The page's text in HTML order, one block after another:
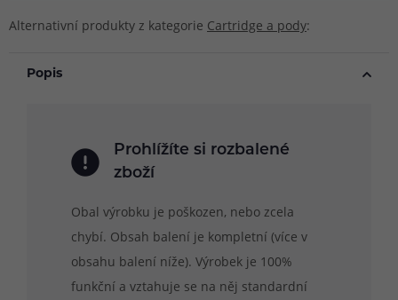
Alternativní produkty z kategorie Cartridge a pody:
Popis
Prohlížíte si rozbalené
zboží
Obal výrobku je poškozen, nebo zcela
chybí. Obsah balení je kompletní (více v
obsahu balení níže). Výrobek je 100%
funkční a vztahuje se na něj standardní